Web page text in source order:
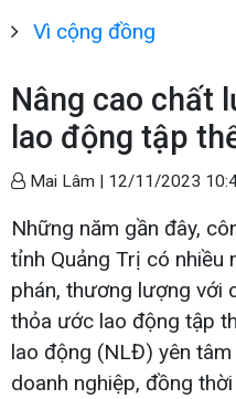
Vì cộng đồng
Nâng cao chất
lao động tập
Mai Lâm | 12/11/2023
Những năm gần đây,
tỉnh Quảng Trị có nhiều
phán, thương lượng với
thỏa ước lao động tập
lao động (NLĐ) yên
doanh nghiệp, đồng